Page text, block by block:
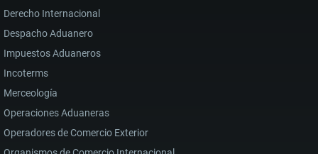
Derecho Internacional
Despacho Aduanero
Impuestos Aduaneros
Incoterms
Merceología
Operaciones Aduaneras
Operadores de Comercio Exterior